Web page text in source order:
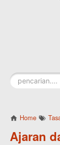
Home
Ajaran